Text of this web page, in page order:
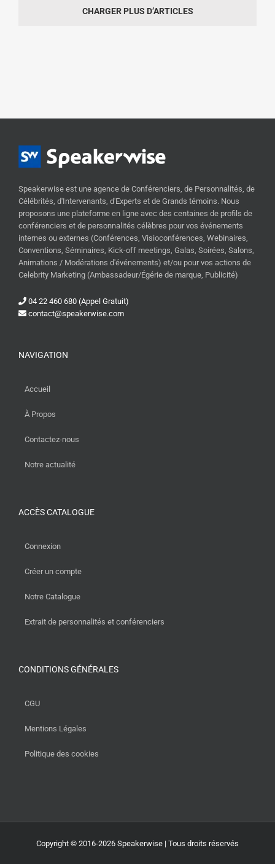
CHARGER PLUS D’ARTICLES
Speakerwise est une agence de Conférenciers, de Personnalités, de
Célébrités, d'Intervenants, d'Experts et de Grands témoins. Nous
proposons une plateforme en ligne avec des centaines de profils de
conférenciers et de personnalités célèbres pour vos événements
internes ou externes (Conférences, Visioconférences, Webinaires,
Conventions, Séminaires, Kick-off meetings, Galas, Soirées, Salons,
Animations / Modérations d'événements) et/ou pour vos actions de
Celebrity Marketing (Ambassadeur/Égérie de marque, Publicité)
04 22 460 680 (Appel Gratuit)
contact@speakerwise.com
NAVIGATION
Accueil
À Propos
Contactez-nous
Notre actualité
ACCÈS CATALOGUE
Connexion
Créer un compte
Notre Catalogue
Extrait de personnalités et conférenciers
CONDITIONS GÉNÉRALES
CGU
Mentions Légales
Politique des cookies
Copyright © 2016-2026 Speakerwise | Tous droits réservés